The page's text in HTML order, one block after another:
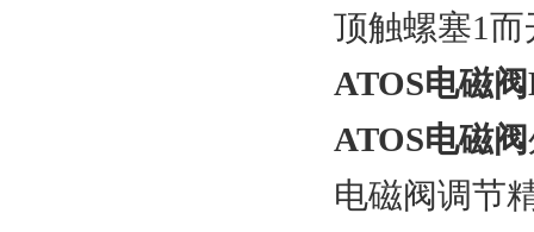
顶触螺塞1而
ATOS电磁
ATOS电磁阀
电磁阀调节